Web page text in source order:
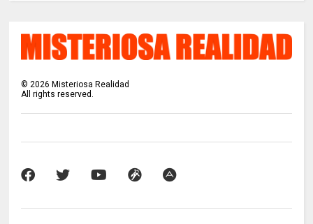
© 2026 Misteriosa Realidad
All rights reserved.